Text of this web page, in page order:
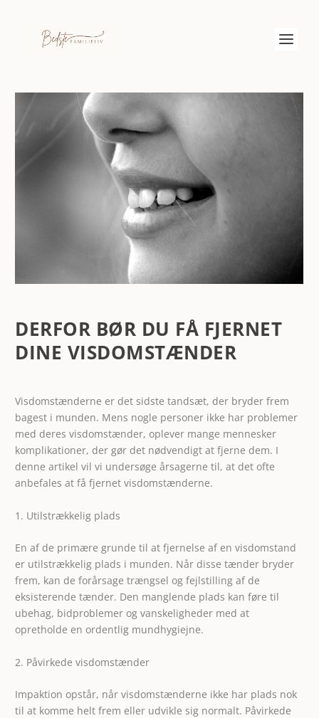
DERFOR BØR DU FÅ FJERNET
DINE VISDOMSTÆNDER
Visdomstænderne er det sidste tandsæt, der bryder frem
bagest i munden. Mens nogle personer ikke har problemer
med deres visdomstænder, oplever mange mennesker
komplikationer, der gør det nødvendigt at fjerne dem. I
denne artikel vil vi undersøge årsagerne til, at det ofte
anbefales at få fjernet visdomstænderne.
1. Utilstrækkelig plads
En af de primære grunde til atfjernelse af en visdomstand
er utilstrækkelig plads i munden. Når disse tænder bryder
frem, kan de forårsage trængsel og fejlstilling af de
eksisterende tænder. Den manglende plads kan føre til
ubehag, bidproblemer og vanskeligheder med at
opretholde en ordentlig mundhygiejne.
2. Påvirkede visdomstænder
Impaktion opstår, når visdomstænderne ikke har plads nok
til at komme helt frem eller udvikle sig normalt. Påvirkede